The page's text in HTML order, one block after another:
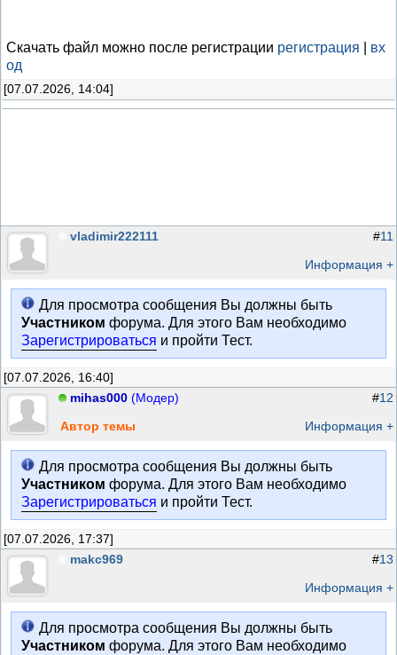
Скачать файл можно после регистрации регистрация
вх
од
[07.07.2026, 14:04]
vladimir222111 #11
Информация +
Для просмотра сообщения Вы должны быть
Участником форума. Для этого Вам необходимо
Зарегистрироваться и пройти Тест.
[07.07.2026, 16:40]
mihas000 (Модер)
Автор темы
#12
Информация +
Для просмотра сообщения Вы должны быть
Участником форума. Для этого Вам необходимо
Зарегистрироваться и пройти Тест.
[07.07.2026, 17:37]
makc969
#13
Информация +
Для просмотра сообщения Вы должны быть
Участником форума. Для этого Вам необходимо